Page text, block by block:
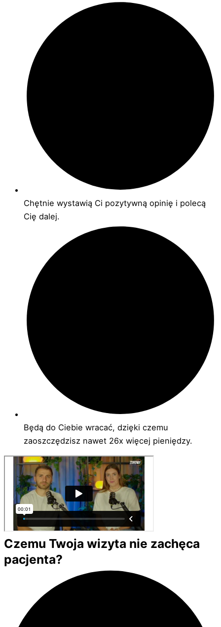
Chętnie wystawią Ci pozytywną opinię i polecą
Cię dalej.
Będą do Ciebie wracać, dzięki czemu
zaoszczędzisz nawet 26x więcej pieniędzy.
Czemu Twoja wizyta nie zachęca
pacjenta?